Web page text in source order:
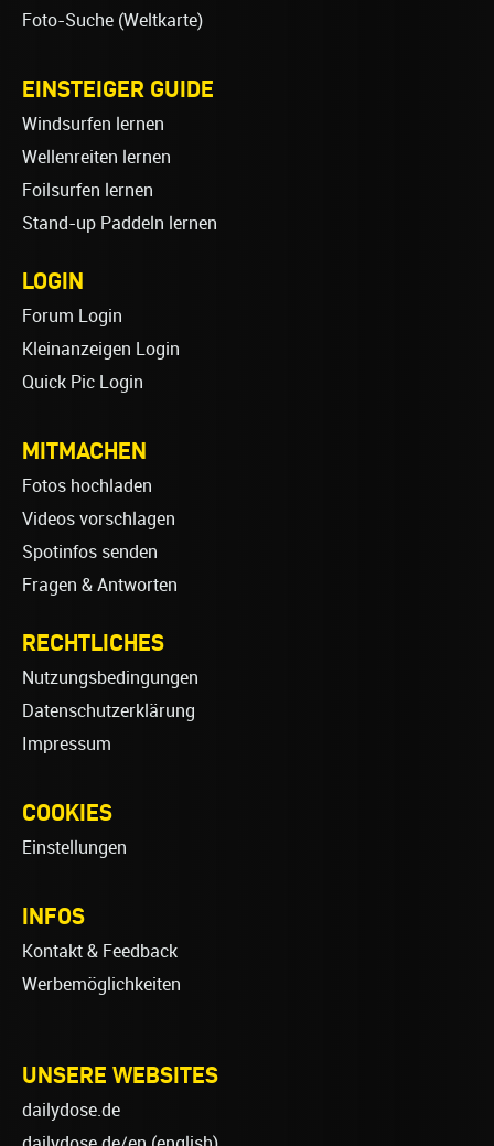
Foto-Suche (Weltkarte)
EINSTEIGER GUIDE
Windsurfen lernen
Wellenreiten lernen
Foilsurfen lernen
Stand-up Paddeln lernen
LOGIN
Forum Login
Kleinanzeigen Login
Quick Pic Login
MITMACHEN
Fotos hochladen
Videos vorschlagen
Spotinfos senden
Fragen & Antworten
RECHTLICHES
Nutzungsbedingungen
Datenschutzerklärung
Impressum
COOKIES
Einstellungen
INFOS
Kontakt & Feedback
Werbemöglichkeiten
UNSERE WEBSITES
dailydose.de